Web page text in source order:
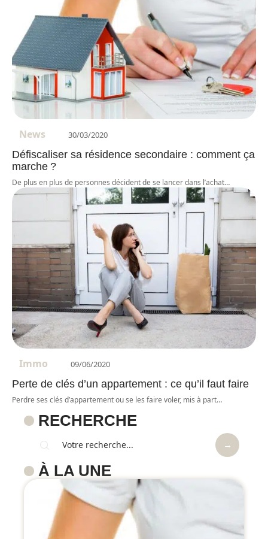
News 30/03/2020
Défiscaliser sa résidence secondaire : comment ça
marche ?
De plus en plus de personnes décident de se lancer dans l’achat…
Immo 09/06/2020
Perte de clés d’un appartement : ce qu’il faut faire
Perdre ses clés d’appartement ou se les faire voler, mis à part…
RECHERCHE
À LA UNE